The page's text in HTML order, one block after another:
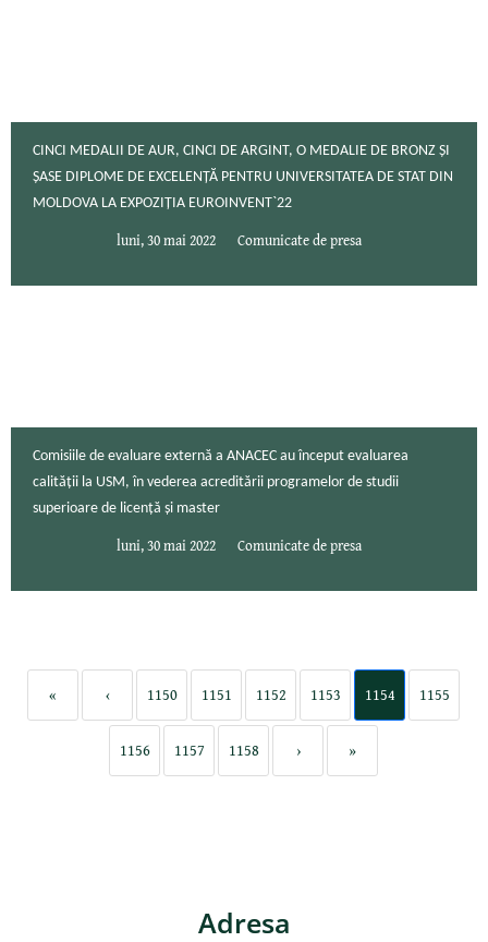
CINCI MEDALII DE AUR, CINCI DE ARGINT, O MEDALIE DE BRONZ ȘI
ȘASE DIPLOME DE EXCELENȚĂ PENTRU UNIVERSITATEA DE STAT DIN
MOLDOVA LA EXPOZIȚIA EUROINVENT`22
luni, 30 mai 2022 Comunicate de presa
Comisiile de evaluare externă a ANACEC au început evaluarea
calității la USM, în vederea acreditării programelor de studii
superioare de licență și master
luni, 30 mai 2022 Comunicate de presa
« ‹ 1150 1151 1152 1153 1154 1155
1156 1157 1158 › »
Adresa